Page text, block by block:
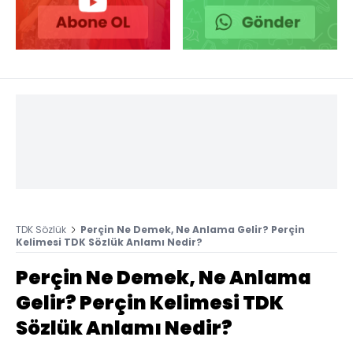
TDK Sözlük
Perçin Ne Demek, Ne Anlama Gelir? Perçin
Kelimesi TDK Sözlük Anlamı Nedir?
Perçin Ne Demek, Ne Anlama
Gelir? Perçin Kelimesi TDK
Sözlük Anlamı Nedir?